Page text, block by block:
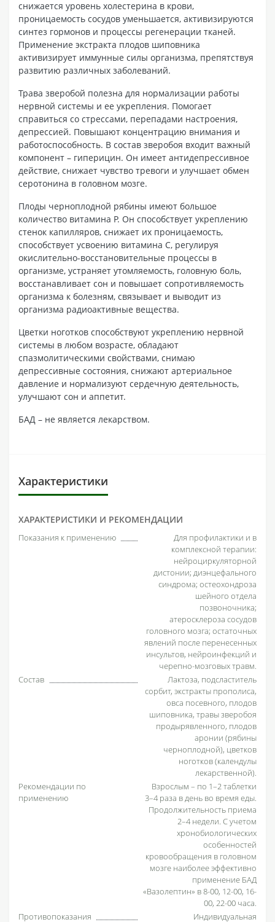
снижается уровень холестерина в крови,
проницаемость сосудов уменьшается, активизируются
синтез гормонов и процессы регенерации тканей.
Применение экстракта плодов шиповника
активизирует иммунные силы организма, препятствуя
развитию различных заболеваний.
Трава зверобой полезна для нормализации работы
нервной системы и ее укрепления. Помогает
справиться со стрессами, перепадами настроения,
депрессией. Повышают концентрацию внимания и
работоспособность. В состав зверобоя входит важный
компонент – гиперицин. Он имеет антидепрессивное
действие, снижает чувство тревоги и улучшает обмен
серотонина в головном мозге.
Плоды черноплодной рябины имеют большое
количество витамина Р. Он способствует укреплению
стенок капилляров, снижает их проницаемость,
способствует усвоению витамина С, регулируя
окислительно-восстановительные процессы в
организме, устраняет утомляемость, головную боль,
восстанавливает сон и повышает сопротивляемость
организма к болезням, связывает и выводит из
организма радиоактивные вещества.
Цветки ноготков способствуют укреплению нервной
системы в любом возрасте, обладают
спазмолитическими свойствами, снимаю
депрессивные состояния, снижают артериальное
давление и нормализуют сердечную деятельность,
улучшают сон и аппетит.
БАД – не является лекарством.
Характеристики
ХАРАКТЕРИСТИКИ И РЕКОМЕНДАЦИИ
Показания к применению
Для профилактики и в
комплексной терапии:
нейроциркуляторной
дистонии; диэнцефального
синдрома; остеохондроза
шейного отдела
позвоночника;
атеросклероза сосудов
головного мозга; остаточных
явлений после перенесенных
инсультов, нейроинфекций и
черепно-мозговых травм.
Состав
Лактоза, подсластитель
сорбит, экстракты прополиса,
овса посевного, плодов
шиповника, травы зверобоя
продырявленного, плодов
аронии (рябины
черноплодной), цветков
ноготков (календулы
лекарственной).
Рекомендации по
применению
Взрослым – по 1–2 таблетки
3–4 раза в день во время еды.
Продолжительность приема
2–4 недели. С учетом
хронобиологических
особенностей
кровообращения в головном
мозге наиболее эффективно
применение БАД
«Вазолептин» в 8-00, 12-00, 16-
00, 22-00 часа.
Противопоказания
Индивидуальная